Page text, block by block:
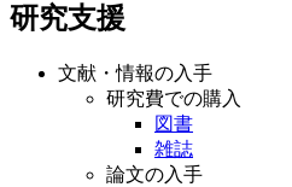
研究支援
文献・情報の入手
研究費での購入
図書
雑誌
論文の入手